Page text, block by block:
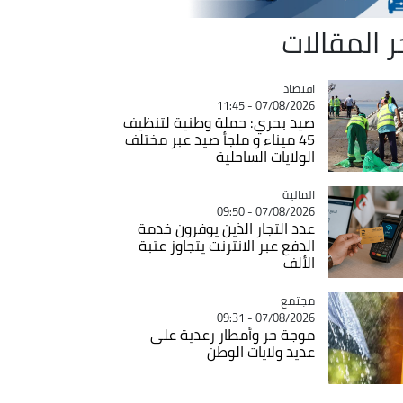
المقالات
Catégorie
اقتصاد
07/08/2026 - 11:45
صيد بحري: حملة وطنية لتنظيف
45 ميناء و ملجأ صيد عبر مختلف
الولايات الساحلية
Catégorie
المالية
07/08/2026 - 09:50
عدد التجار الذين يوفرون خدمة
الدفع عبر الانترنت يتجاوز عتبة
الألف
Catégorie
مجتمع
07/08/2026 - 09:31
موجة حر وأمطار رعدية على
عديد ولايات الوطن